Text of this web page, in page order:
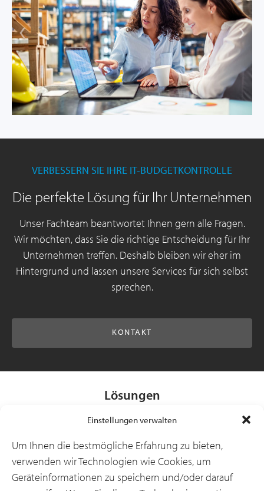
Einstellungen verwalten
Um Ihnen die bestmögliche Erfahrung zu bieten,
verwenden wir Technologien wie Cookies, um
Geräteinformationen zu speichern und/oder darauf
VERBESSERN SIE IHRE IT-BUDGETKONTROLLE
Die perfekte Lösung für Ihr Unternehmen
Unser Fachteam beantwortet Ihnen gern alle Fragen.
Wir möchten, dass Sie die richtige Entscheidung für Ihr
Unternehmen treffen. Deshalb bleiben wir eher im
Hintergrund und lassen unsere Services für sich selbst
sprechen.
KONTAKT
Lösungen
Branchen